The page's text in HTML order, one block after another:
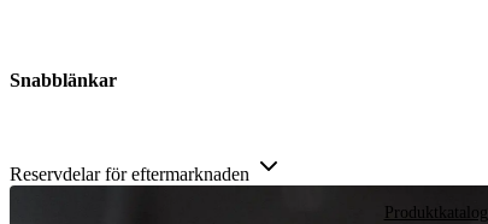
Snabblänkar
Reservdelar för eftermarknaden
Produktkatalog